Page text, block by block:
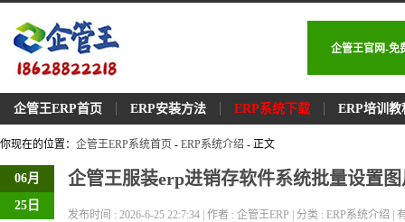
企管王官网-免
企管王ERP首页 ERP安装方法 ERP系统下载 ERP培训教
你现在的位置： 企管王ERP系统首页 - ERP系统介绍 - 正文
06月
25日
企管王服装erp进销存软件系统批量设置图
发布时间 : 2026-6-25 22:7:34 | 作者 : 企管王ERP | 分类 : ERP系统介绍 |